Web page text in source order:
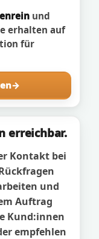
und
erhalten auf
für
erreichbar.
Kontakt bei
und
Auftrag
Kund:innen
empfehlen